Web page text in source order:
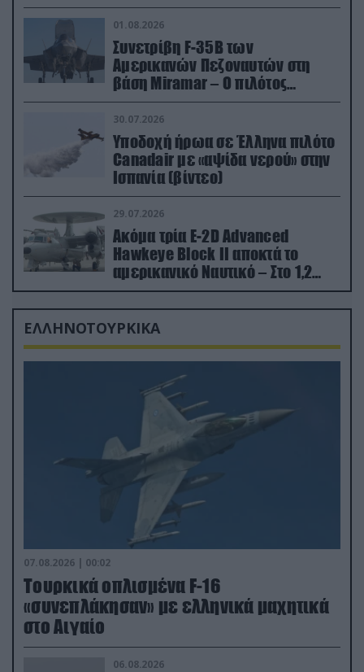
01.08.2026
Συνετρίβη F-35B των
Αμερικανών Πεζοναυτών στη
βάση Miramar – Ο πιλότος
εκτινάχθηκε εγκαίρως
30.07.2026
Υποδοχή ήρωα σε Έλληνα πιλότο
Canadair με «αψίδα νερού» στην
Ισπανία (βίντεο)
29.07.2026
Ακόμα τρία E-2D Advanced
Hawkeye Block II αποκτά το
αμερικανικό Ναυτικό – Στο 1,2
δισ.δολάρια το κόστος
ΕΛΛΗΝΟΤΟΥΡΚΙΚΑ
07.08.2026 | 00:02
Τουρκικά οπλισμένα F-16
«συνεπλάκησαν» με ελληνικά μαχητικά
στο Αιγαίο
06.08.2026